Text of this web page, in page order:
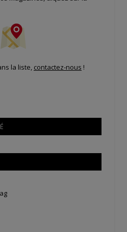
la liste, contactez-nous !